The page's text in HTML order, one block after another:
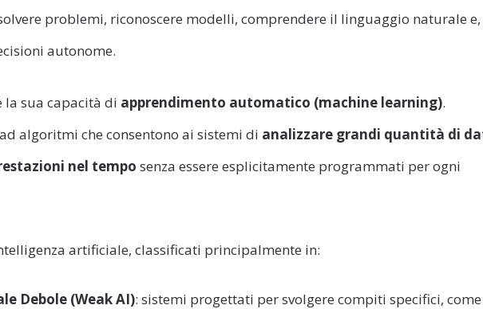
problemi, riconoscere modelli, comprendere il linguaggio naturale e,
autonome.
la sua capacità di apprendimento automatico (machine learning).
algoritmi che consentono ai sistemi di analizzare grandi quantità di
nel tempo senza essere esplicitamente programmati per ogni
artificiale, classificati principalmente in:
Debole (Weak AI): sistemi progettati per svolgere compiti specifici, come